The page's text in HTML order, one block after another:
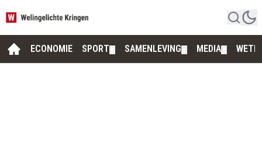
ECONOMIE SPORT SAMENLEVING MEDIA